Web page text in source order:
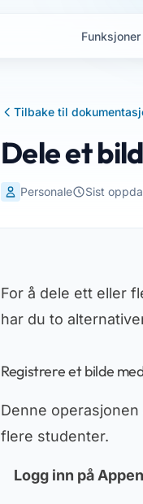
Funksjoner
Tilbake til
Dele et
Personale Sist
For å dele ett eller
har du to
Registrere et bilde
Denne
flere studenter.
Logg inn på Appen